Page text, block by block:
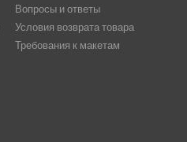
Вопросы и ответы
Условия возврата товара
Требования к макетам